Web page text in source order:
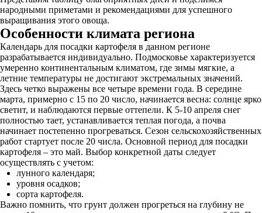
народными приметами и рекомендациями для успешного
выращивания этого овоща.
Особенности климата региона
Календарь для посадки картофеля в данном регионе
разрабатывается индивидуально. Подмосковье характеризуется
умеренно континентальным климатом, где зимы мягкие, а
летние температуры не достигают экстремальных значений.
Здесь четко выражены все четыре времени года. В середине
марта, примерно с 15 по 20 число, начинается весна: солнце ярко
светит, и наблюдаются первые оттепели. К 5-10 апреля снег
полностью тает, устанавливается теплая погода, а почва
начинает постепенно прогреваться. Сезон сельскохозяйственных
работ стартует после 20 числа. Основной период для посадки
картофеля – это май. Выбор конкретной даты следует
осуществлять с учетом:
лунного календаря;
уровня осадков;
сорта картофеля.
Важно помнить, что грунт должен прогреться на глубину не